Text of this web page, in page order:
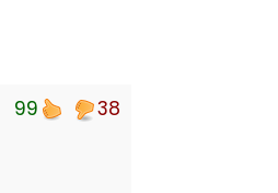
99 38